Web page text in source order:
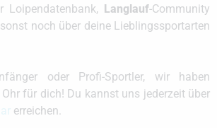
Loipendatenbank,
Langlauf-Community
noch über deine Lieblingssportarten
oder Profi-Sportler, wir haben
für dich! Du kannst uns jederzeit über
erreichen.